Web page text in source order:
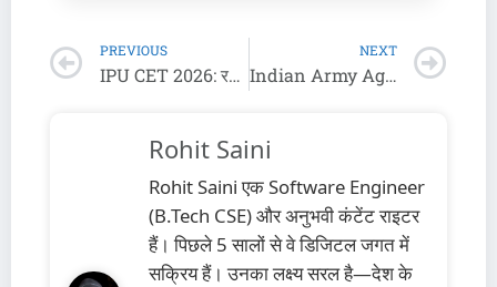
PREVIOUS
IPU CET 2026: रजिस्ट्रेशन के बाद अब क्या करें? 99% उम्मीदवार ये 5 गलतियाँ करते हैं!
NEXT
Indian Army Agniveer Recruitment 2026 आवेदन शुरू! 25,000+ वैकेंसी का ऐलान, Salary & Eligibility Check करें
Rohit Saini
Rohit Saini एक Software Engineer
(B.Tech CSE) और अनुभवी कंटेंट राइटर
हैं। पिछले 5 सालों से वे डिजिटल जगत में
सक्रिय हैं। उनका लक्ष्य सरल है—देश के